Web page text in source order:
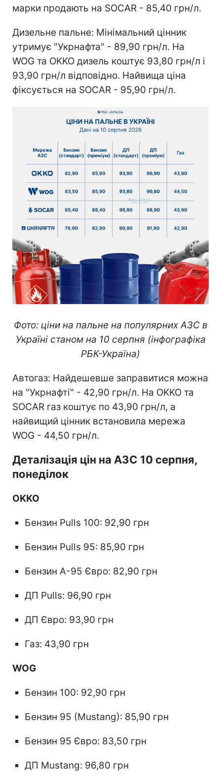
марки продають на SOCAR - 85,40 грн/л.
Дизельне пальне: Мінімальний цінник
утримує "Укрнафта" - 89,90 грн/л. На
WOG та OKKO дизель коштує 93,80 грн/л і
93,90 грн/л відповідно. Найвища ціна
фіксується на SOCAR - 95,90 грн/л.
Фото: ціни на пальне на популярних АЗС в
Україні станом на 10 серпня (інфографіка
РБК-Україна)
Автогаз: Найдешевше заправитися можна
на "Укрнафті" - 42,90 грн/л. На OKKO та
SOCAR газ коштує по 43,90 грн/л, а
найвищий цінник встановила мережа
WOG - 44,50 грн/л.
Деталізація цін на АЗС 10 серпня,
понеділок
OKKO
Бензин Pulls 100: 92,90 грн
Бензин Pulls 95: 85,90 грн
Бензин А-95 Євро: 82,90 грн
ДП Pulls: 96,90 грн
ДП Євро: 93,90 грн
Газ: 43,90 грн
WOG
Бензин 100: 92,90 грн
Бензин 95 (Mustang): 85,90 грн
Бензин 95 Євро: 83,50 грн
ДП Mustang: 96,80 грн